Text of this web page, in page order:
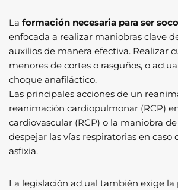
La formación necesaria para ser
enfocada a realizar maniobras clave
auxilios de manera efectiva. Realizar
menores de cortes o rasguños, o
choque anafiláctico.
Las principales acciones de un
reanimación cardiopulmonar (RCP)
cardiovascular (RCP) o la maniobra
despejar las vías respiratorias en caso
asfixia.
La legislación actual también exige